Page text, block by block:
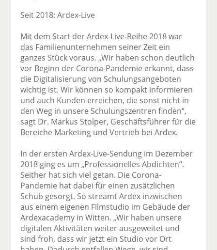
Seit 2018: Ardex-Live
Mit dem Start der Ardex-Live-Reihe 2018 war
das Familienunternehmen seiner Zeit ein
ganzes Stück voraus. „Wir haben schon deutlich
vor Beginn der Corona-Pandemie erkannt, dass
die Digitalisierung von Schulungsangeboten
wichtig ist. Wir können so kompakt informieren
und auch Kunden erreichen, die sonst nicht in
den Weg in unsere Schulungszentren finden“,
sagt Dr. Markus Stolper, Geschäftsführer für die
Bereiche Marketing und Vertrieb bei Ardex.
In der ersten Ardex-Live-Sendung im Dezember
2018 ging es um „Professionelles Abdichten“.
Seither hat sich viel getan. Die Corona-
Pandemie hat dabei für einen zusätzlichen
Schub gesorgt. So streamt Ardex inzwischen
aus einem eigenen Filmstudio im Gebäude der
Ardexacademy in Witten. „Wir haben unsere
digitalen Aktivitäten weiter ausgeweitet und
sind froh, dass wir jetzt ein Studio vor Ort